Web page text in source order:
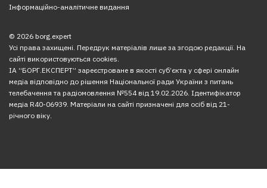
Інформаційно-аналітичне видання
© 2026 borg.expert
Усі права захищені. Передрук матеріалів лише за згодою редакції. На
сайті використовуються cookies.
ІА “БОРГ.ЕКСПЕРТ” зареєстроване в якості суб’єкта у сфері онлайн
медіа відповідно до рішення Національної ради України з питань
телебачення та радіомовлення №554 від 19.02.2026. Ідентифікатор
медіа R40-06939. Матеріали на сайті призначені для осіб від 21-
річного віку.